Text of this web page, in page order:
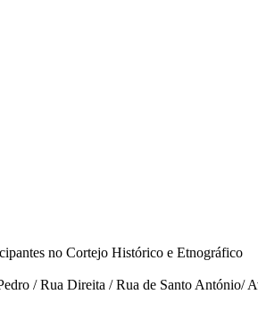
no Cortejo Histórico e Etnográfico
/ Rua Direita / Rua de Santo António/